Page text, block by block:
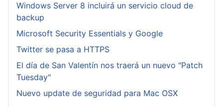
Windows Server 8 incluirá un servicio cloud de
backup
Microsoft Security Essentials y Google
Twitter se pasa a HTTPS
El día de San Valentín nos traerá un nuevo "Patch
Tuesday"
Nuevo update de seguridad para Mac OSX